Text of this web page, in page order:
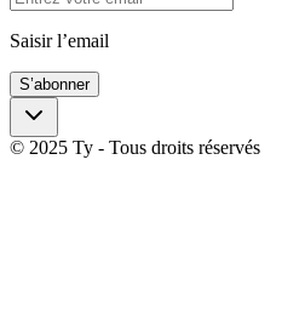
Saisir l’email
S’abonner
© 2025 Ty - Tous droits réservés